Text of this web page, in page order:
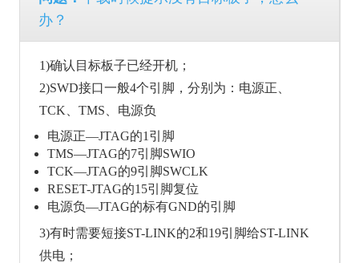
办？
1)确认目标板子已经开机；
2)SWD接口一般4个引脚，分别为：电源正、
TCK、TMS、电源负
电源正—JTAG的1引脚
TMS—JTAG的7引脚SWIO
TCK—JTAG的9引脚SWCLK
RESET-JTAG的15引脚复位
电源负—JTAG的标有GND的引脚
3)有时需要短接ST-LINK的2和19引脚给ST-LINK
供电；